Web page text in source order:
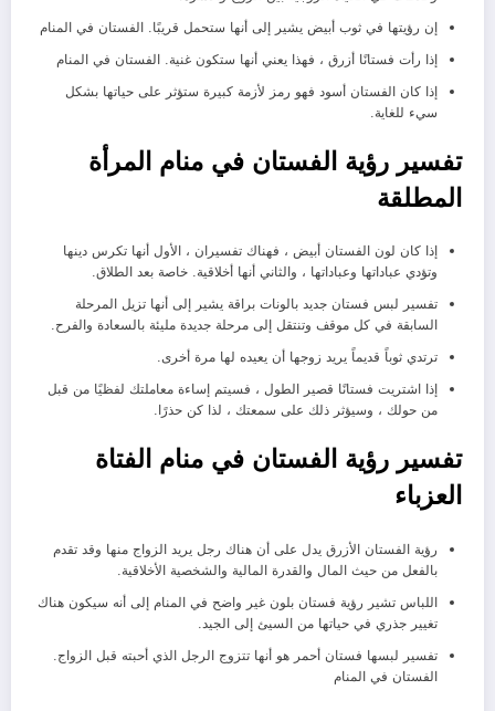
إن رؤيتها في ثوب أبيض يشير إلى أنها ستحمل قريبًا. الفستان في المنام
إذا رأت فستانًا أزرق ، فهذا يعني أنها ستكون غنية. الفستان في المنام
إذا كان الفستان أسود فهو رمز لأزمة كبيرة ستؤثر على حياتها بشكل
سيء للغاية.
تفسير رؤية الفستان في منام المرأة
المطلقة
إذا كان لون الفستان أبيض ، فهناك تفسيران ، الأول أنها تكرس دينها
وتؤدي عباداتها وعباداتها ، والثاني أنها أخلاقية. خاصة بعد الطلاق.
تفسير لبس فستان جديد بالونات براقة يشير إلى أنها تزيل المرحلة
السابقة في كل موقف وتنتقل إلى مرحلة جديدة مليئة بالسعادة والفرح.
ترتدي ثوباً قديماً يريد زوجها أن يعيده لها مرة أخرى.
إذا اشتريت فستانًا قصير الطول ، فسيتم إساءة معاملتك لفظيًا من قبل
من حولك ، وسيؤثر ذلك على سمعتك ، لذا كن حذرًا.
تفسير رؤية الفستان في منام الفتاة
العزباء
رؤية الفستان الأزرق يدل على أن هناك رجل يريد الزواج منها وقد تقدم
بالفعل من حيث المال والقدرة المالية والشخصية الأخلاقية.
اللباس تشير رؤية فستان بلون غير واضح في المنام إلى أنه سيكون هناك
تغيير جذري في حياتها من السيئ إلى الجيد.
تفسير لبسها فستان أحمر هو أنها تتزوج الرجل الذي أحبته قبل الزواج.
الفستان في المنام